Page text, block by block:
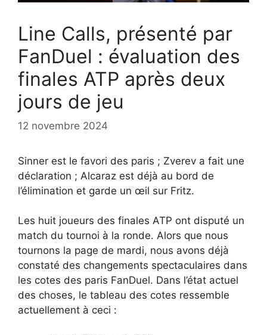
Line Calls, présenté par
FanDuel : évaluation des
finales ATP après deux
jours de jeu
12 novembre 2024
Sinner est le favori des paris ; Zverev a fait une
déclaration ; Alcaraz est déjà au bord de
l’élimination et garde un œil sur Fritz.
Les huit joueurs des finales ATP ont disputé un
match du tournoi à la ronde. Alors que nous
tournons la page de mardi, nous avons déjà
constaté des changements spectaculaires dans
les cotes des paris FanDuel. Dans l’état actuel
des choses, le tableau des cotes ressemble
actuellement à ceci :